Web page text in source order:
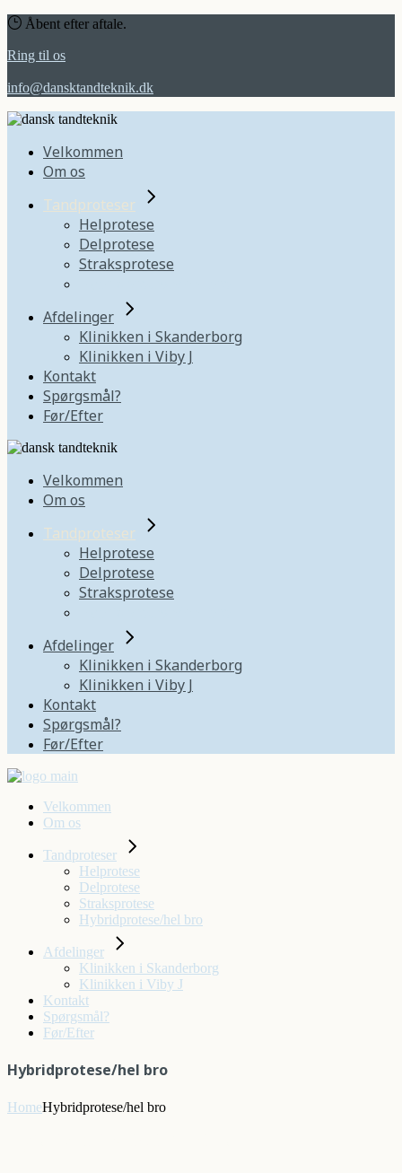
Åbent efter aftale.
Ring til os
info@dansktandteknik.dk
Velkommen
Om os
Tandproteser
Helprotese
Delprotese
Straksprotese
Afdelinger
Klinikken i Skanderborg
Klinikken i Viby J
Kontakt
Spørgsmål?
Før/Efter
Velkommen
Om os
Tandproteser
Helprotese
Delprotese
Straksprotese
Afdelinger
Klinikken i Skanderborg
Klinikken i Viby J
Kontakt
Spørgsmål?
Før/Efter
Velkommen
Om os
Tandproteser
Helprotese
Delprotese
Straksprotese
Hybridprotese/hel bro
Afdelinger
Klinikken i Skanderborg
Klinikken i Viby J
Kontakt
Spørgsmål?
Før/Efter
Hybridprotese/hel bro
HomeHybridprotese/hel bro